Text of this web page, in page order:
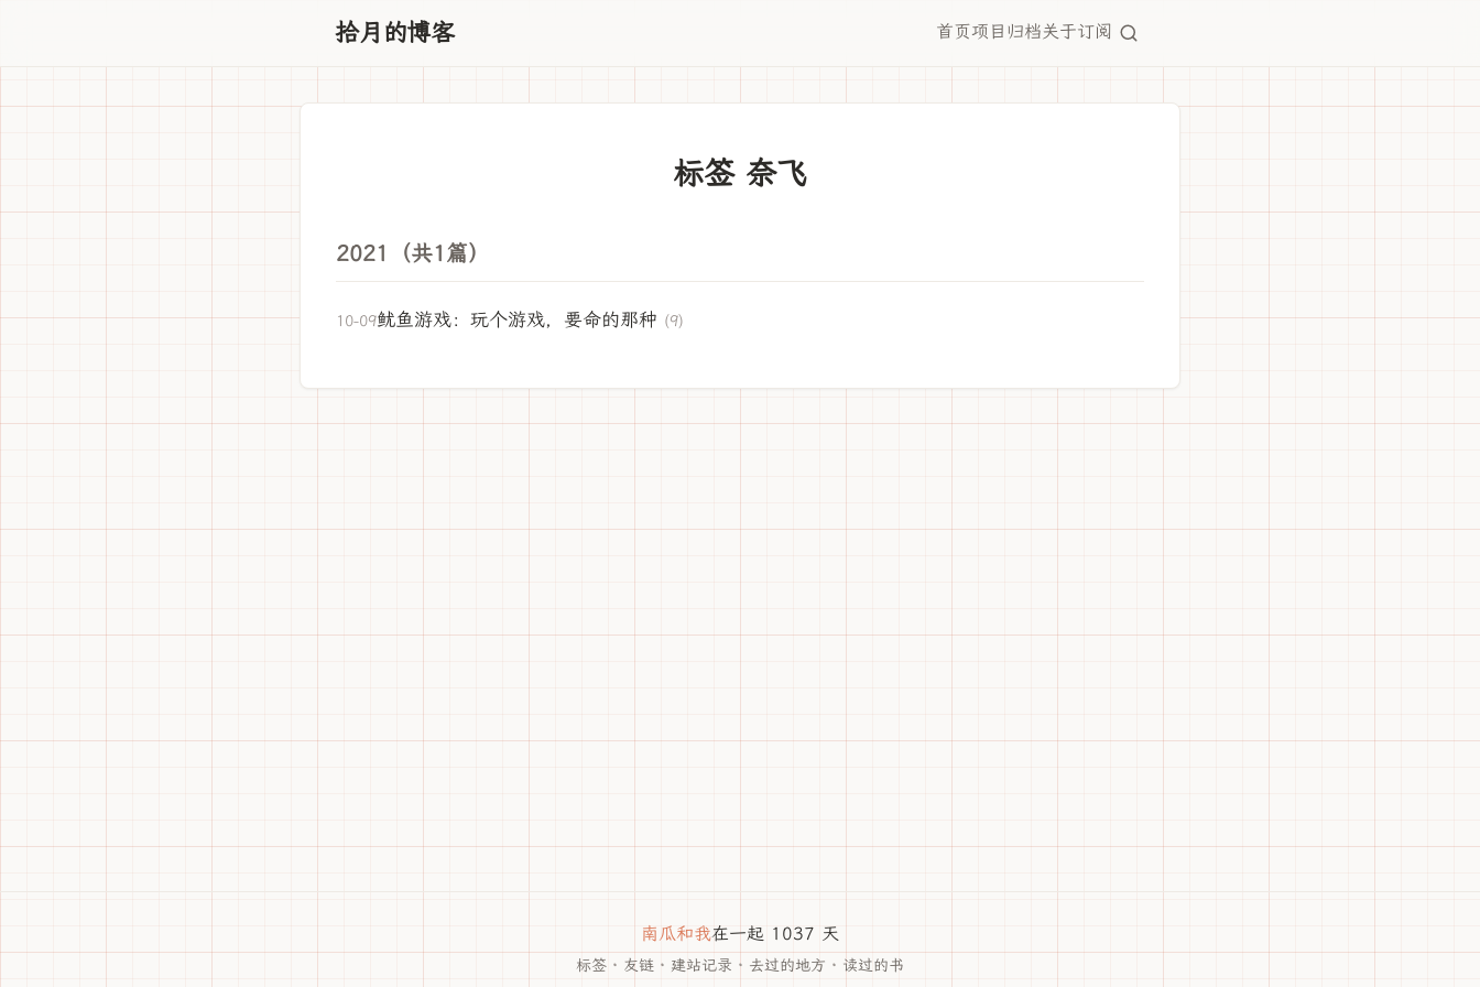
拾月的博客 首页项目 归档关于订阅
标签 奈飞
2021（共1篇）
10-09鱿鱼游戏：玩个游戏，要命的那种 (9)
南瓜和我在一起 1037 天
标签 · 友链 · 建站记录 · 去过的地方 · 读过的书